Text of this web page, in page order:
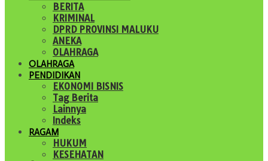
BERITA
KRIMINAL
DPRD PROVINSI MALUKU
ANEKA
OLAHRAGA
OLAHRAGA
PENDIDIKAN
EKONOMI BISNIS
Tag Berita
Lainnya
Indeks
RAGAM
HUKUM
KESEHATAN